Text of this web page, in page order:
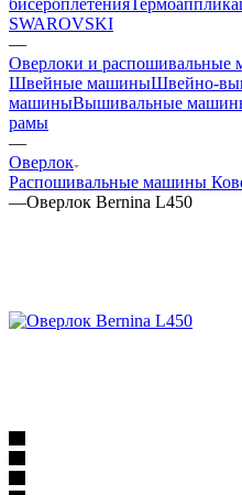
SWAROVSKI
—
Оверлоки и распошивальные
Швейные машиныШвейно-
машиныВышивальные
рамы
—
Оверлок
Распошивальные машины
—Оверлок Bernina L450